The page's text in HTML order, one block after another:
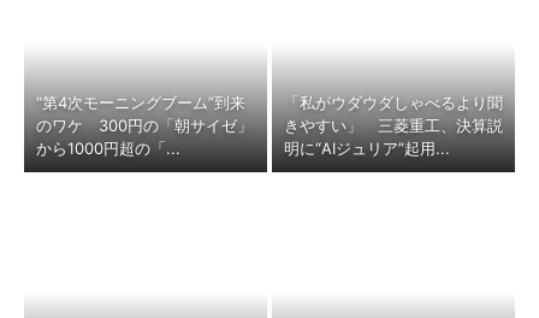
“第4次モーニングブーム”到来
のワケ 300円の「朝サイゼ」
から1000円超の「...
「私がウダウダしゃべるより聞
きやすい」 三菱重工、決算説
明に“AIジュリア”起用...